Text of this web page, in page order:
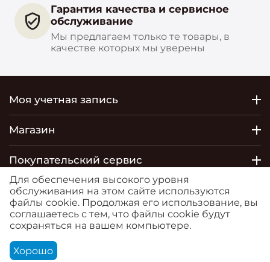
Гарантия качества и сервисное
обслуживание
Мы предлагаем только те товары, в
качестве которых мы уверены
Моя учетная запись
Магазин
Покупательский сервис
Контакты
© 2026 РОСТОБОИ ДВО. Сайт
котором представлен товар компании ООО
"Ростобои" и ИП Деминова Василия Олеговича.
Для обеспечения высокого уровня
обслуживания на этом сайте используются
файлы cookie. Продолжая его использование, вы
соглашаетесь с тем, что файлы cookie будут
сохраняться на вашем компьютере.
Хорошо